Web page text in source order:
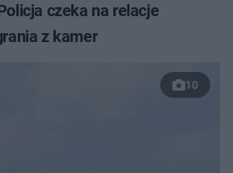
czeka na relacje
z kamer
10